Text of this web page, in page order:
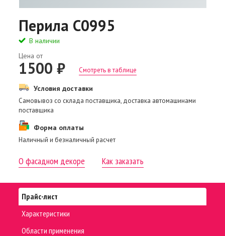
Перила C0995
В наличии
Цена от
1500 ₽ Смотреть в таблице
Условия доставки
Самовывоз со склада поставщика, доставка автомашинами
поставщика
Форма оплаты
Наличный и безналичный расчет
О фасадном декоре Как заказать
Прайс-лист
Характеристики
Области применения